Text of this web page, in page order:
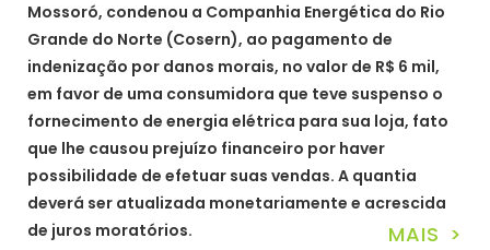
Mossoró, condenou a Companhia Energética do Rio
Grande do Norte (Cosern), ao pagamento de
indenização por danos morais, no valor de R$ 6 mil,
em favor de uma consumidora que teve suspenso o
fornecimento de energia elétrica para sua loja, fato
que lhe causou prejuízo financeiro por haver
possibilidade de efetuar suas vendas. A quantia
deverá ser atualizada monetariamente e acrescida
de juros moratórios.
MAIS >